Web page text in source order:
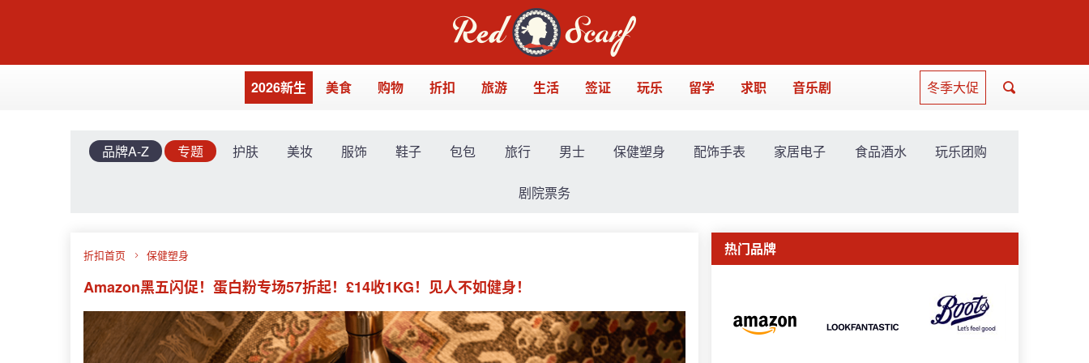
2026新生 美食 购物 折扣 旅游 生活 签证 玩乐 留学 求职 音乐剧 冬季大促
品牌A-Z 专题 护肤 美妆 服饰 鞋子 包包 旅行 男士 保健塑身 配饰手表 家居电子 食品酒水 玩乐团购
剧院票务
折扣首页 保健塑身
Amazon黑五闪促！蛋白粉专场57折起！£14收1KG！见人不如健身！
热门品牌